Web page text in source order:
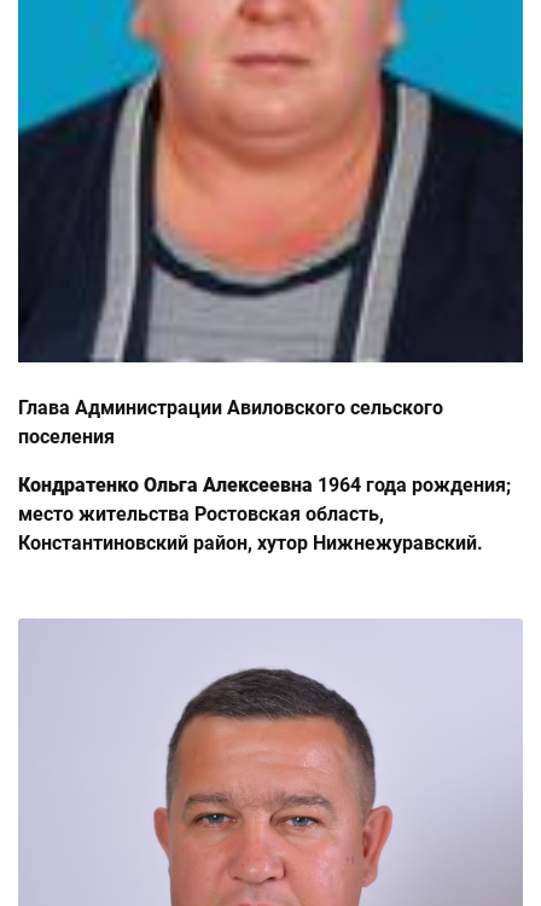
Глава Администрации Авиловского сельского
поселения
Кондратенко Ольга Алексеевна 1964 года рождения;
место жительства Ростовская область,
Константиновский район, хутор Нижнежуравский.